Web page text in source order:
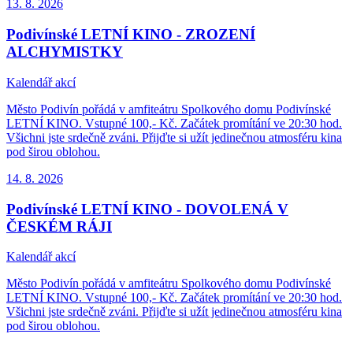
13. 8. 2026
Podivínské LETNÍ KINO - ZROZENÍ
ALCHYMISTKY
Kalendář akcí
Město Podivín pořádá v amfiteátru Spolkového domu Podivínské
LETNÍ KINO. Vstupné 100,- Kč. Začátek promítání ve 20:30 hod.
Všichni jste srdečně zváni. Přijďte si užít jedinečnou atmosféru kina
pod širou oblohou.
14. 8. 2026
Podivínské LETNÍ KINO - DOVOLENÁ V
ČESKÉM RÁJI
Kalendář akcí
Město Podivín pořádá v amfiteátru Spolkového domu Podivínské
LETNÍ KINO. Vstupné 100,- Kč. Začátek promítání ve 20:30 hod.
Všichni jste srdečně zváni. Přijďte si užít jedinečnou atmosféru kina
pod širou oblohou.